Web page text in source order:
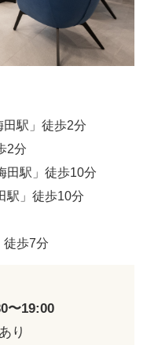
駅」徒歩2分
2分
田駅」徒歩10分
駅」徒歩10分
徒歩7分
〜19:00
り